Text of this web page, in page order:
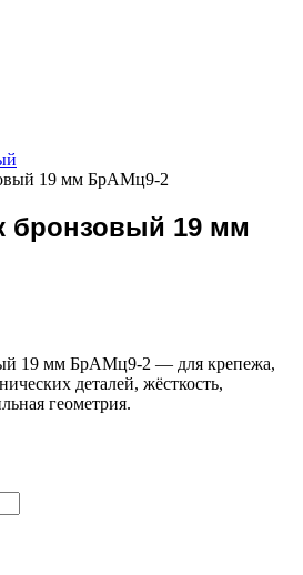
19 мм БрАМц9-2
бронзовый 19 мм
19 мм БрАМц9-2 — для крепежа,
деталей, жёсткость,
геометрия.